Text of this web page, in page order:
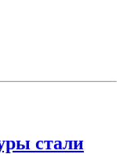
стали